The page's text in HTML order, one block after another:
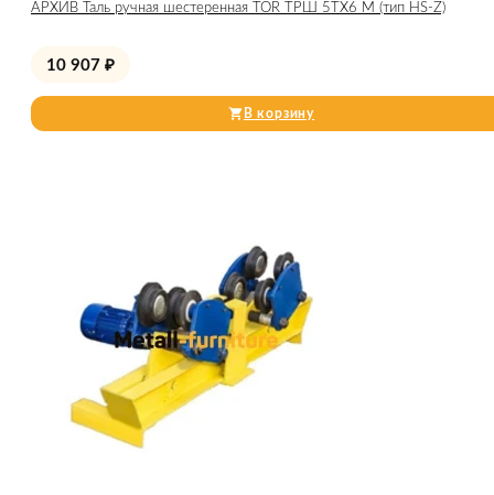
АРХИВ Таль ручная шестеренная TOR ТРШ 5ТХ6 М (тип HS-Z)
10 907 ₽
В корзину